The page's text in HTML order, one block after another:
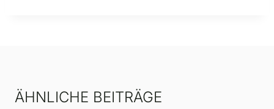
ÄHNLICHE BEITRÄGE